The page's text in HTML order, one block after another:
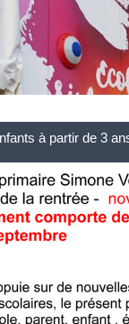
à partir de 3